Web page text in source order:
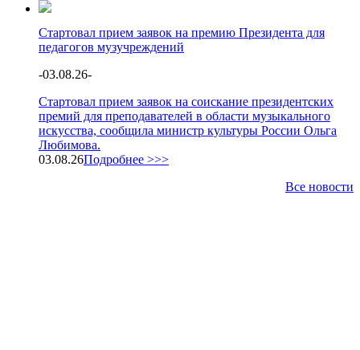
Стартовал прием заявок на премию Президента для
педагогов музучреждений
-03.08.26-
Стартовал прием заявок на соискание президентских
премий для преподавателей в области музыкального
искусства, сообщила министр культуры России Ольга
Любимова.
03.08.26Подробнее >>>
Все новости